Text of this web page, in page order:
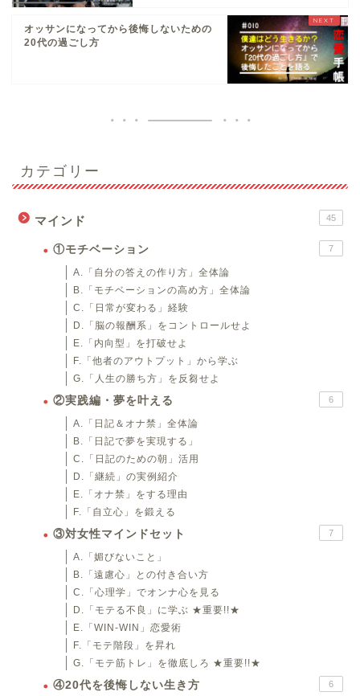
オッサンになってから後悔しないための
20代の過ごし方
カテゴリー
マインド 45
①モチベーション 7
A.「自分の答えの作り方」全体論
B.「モチベーションの高め方」全体論
C.「日常が変わる」経験
D.「脳の報酬系」をコントロールせよ
E.「内向型」を打破せよ
F.「他者のアウトプット」から学ぶ
G.「人生の勝ち方」を反芻せよ
②実践編・夢を叶える 6
A.「日記＆オナ禁」全体論
B.「日記で夢を実現する」
C.「日記のための朝」活用
D.「継続」の実例紹介
E.「オナ禁」をする理由
F.「自立心」を鍛える
③対女性マインドセット 7
A.「媚びないこと」
B.「遠慮心」との付き合い方
C.「心理学」でオンナ心を見る
D.「モテる不良」に学ぶ ★重要!!★
E.「WIN-WIN」恋愛術
F.「モテ階段」を昇れ
G.「モテ筋トレ」を徹底しろ ★重要!!★
④20代を後悔しない生き方 6